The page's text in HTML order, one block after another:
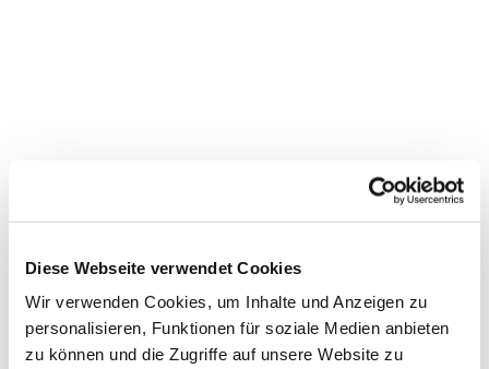
Diese Webseite verwendet Cookies
Wir verwenden Cookies, um Inhalte und Anzeigen zu
personalisieren, Funktionen für soziale Medien anbieten
zu können und die Zugriffe auf unsere Website zu